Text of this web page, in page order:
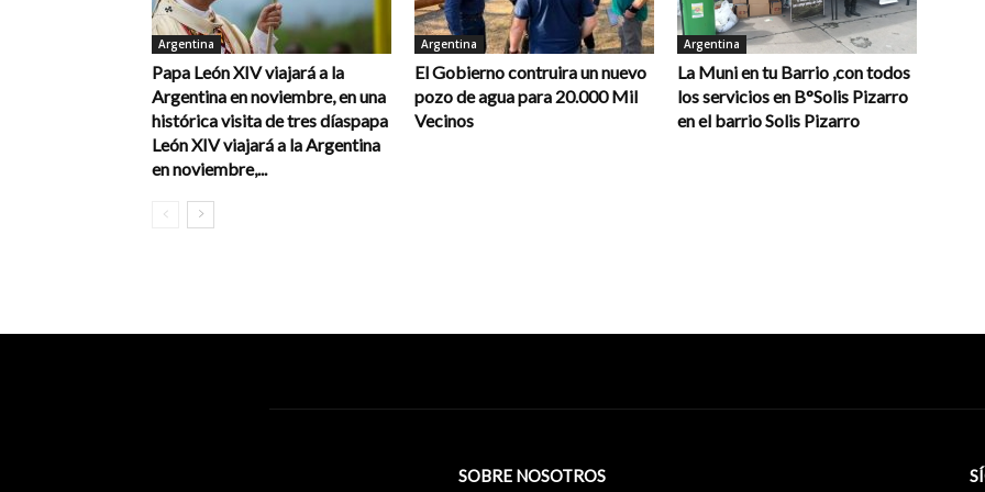
Argentina
Papa León XIV viajará a la
Argentina en noviembre, en una
histórica visita de tres díaspapa
León XIV viajará a la Argentina
en noviembre,...
Argentina
El Gobierno contruira un nuevo
pozo de agua para 20.000 Mil
Vecinos
Argentina
La Muni en tu Barrio ,con todos
los servicios en B°Solis Pizarro
en el barrio Solis Pizarro
SOBRE NOSOTROS